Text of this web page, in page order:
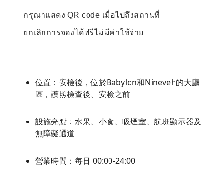
กรุณาแสดง QR code เมื่อไปถึงสถานที่
ยกเลิกการจองได้ฟรีไม่มีค่าใช้จ่าย
位置：安檢後，位於Babylon和Nineveh的大廳
區，護照檢查後、安檢之前
設施亮點：水果、小食、吸煙室、航班顯示器及
無障礙通道
營業時間：每日 00:00-24:00